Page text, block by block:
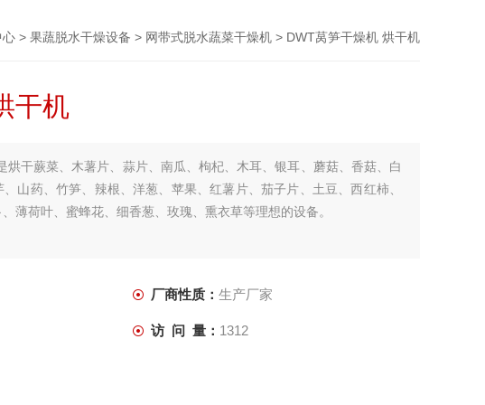
心 > 果蔬脱水干燥设备 > 网带式脱水蔬菜干燥机 > DWT莴笋干燥机 烘干机
干机
烘干蕨菜、木薯片、蒜片、南瓜、枸杞、木耳、银耳、蘑菇、香菇、白
山药、竹笋、辣根、洋葱、苹果、红薯片、茄子片、土豆、西红柿、
薄荷叶、蜜蜂花、细香葱、玫瑰、熏衣草等理想的设备。
厂商性质： 生产厂家
访 问 量： 1312